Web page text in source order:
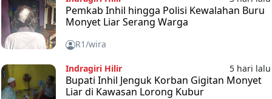
Pemkab Inhil hingga Polisi Kewalahan Buru
Monyet Liar Serang Warga
R1/wira
Indragiri Hilir 5 hari lalu
Bupati Inhil Jenguk Korban Gigitan Monyet
Liar di Kawasan Lorong Kubur